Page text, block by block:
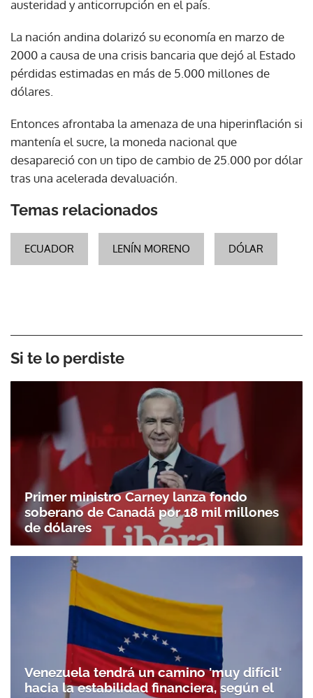
austeridad y anticorrupción en el país.
La nación andina dolarizó su economía en marzo de
2000 a causa de una crisis bancaria que dejó al Estado
pérdidas estimadas en más de 5.000 millones de
dólares.
Entonces afrontaba la amenaza de una hiperinflación si
mantenía el sucre, la moneda nacional que
desapareció con un tipo de cambio de 25.000 por dólar
tras una acelerada devaluación.
Temas relacionados
ECUADOR LENÍN MORENO DÓLAR
Si te lo perdiste
Primer ministro Carney lanza fondo
soberano de Canadá por 18 mil millones
de dólares
Venezuela tendrá un camino 'muy difícil'
hacia la estabilidad financiera, según el